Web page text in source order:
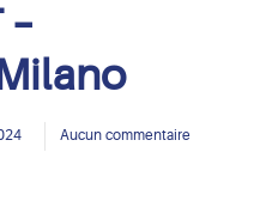
–
Aucun commentaire